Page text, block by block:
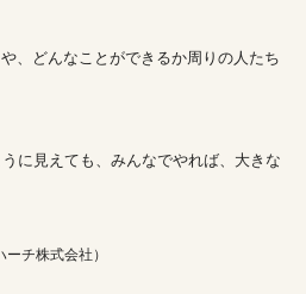
、どんなことができるか周りの人たち
に見えても、みんなでやれば、大きな
チ株式会社）